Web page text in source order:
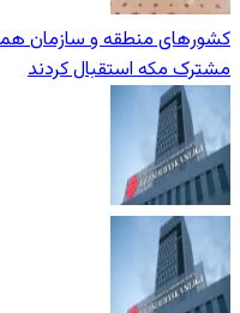
کشورهای منطقه و سازمان
مشترک مکه استقبال کردند